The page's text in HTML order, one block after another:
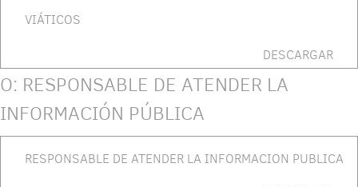
VIÁTICOS
DESCARGAR
O: RESPONSABLE DE ATENDER LA
INFORMACIÓN PÚBLICA
RESPONSABLE DE ATENDER LA INFORMACION PUBLICA